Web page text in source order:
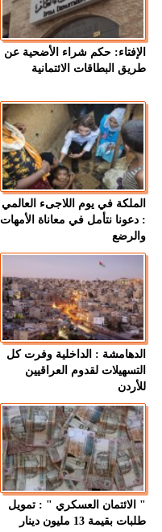
الإفتاء: حكم شراء الأضحية عن
طريق البطاقات الائتمانية
الملكة في يوم اللاجىء العالمي
: دعونا نتأمل في معاناة الأمهات
والرضع
الدهامشة : الداخلية وفرت كل
التسهيلات لقدوم العراقيين
للأردن
" الائتمان العسكري " : تمويل
طلبات بقيمة 13 مليون دينار